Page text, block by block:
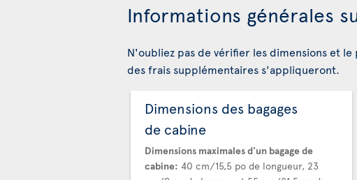
Informations générales
N'oubliez pas de vérifier les dimensions et
des frais supplémentaires s'appliqueront.
Dimensions des bagages
de cabine
Dimensions maximales d'un bagage de
cabine: 40 cm/15,5 po de longueur, 23